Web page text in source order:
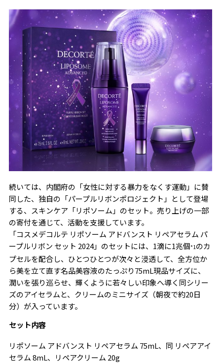
続いては、内閣府の「女性に対する暴力をなくす運動」に賛
同した、独自の「パープルリボンポロジェクト」として登場
する、スキンケア「リポソーム」のセット。売り上げの一部
の寄付を通じて、活動を支援しています。
「コスメデコルテ リポソーム アドバンスト リペアセラム パ
ープルリボン セット 2024」のセットには、1滴に1兆個*1のカ
プセルを配合し、ひとつひとつが次々と浸透して、全方位か
ら美を立て直す名品美容液のたっぷり75mL現品サイズに、
潤いを張り巡らせ、輝くように若々しい印象へ導く同シリー
ズのアイセラムと、クリームのミニサイズ（朝夜で約20日
分）が入っています。
セット内容
リポソーム アドバンスト リペアセラム 75mL、同 リペアアイ
セラム 8mL、リペアクリーム 20g